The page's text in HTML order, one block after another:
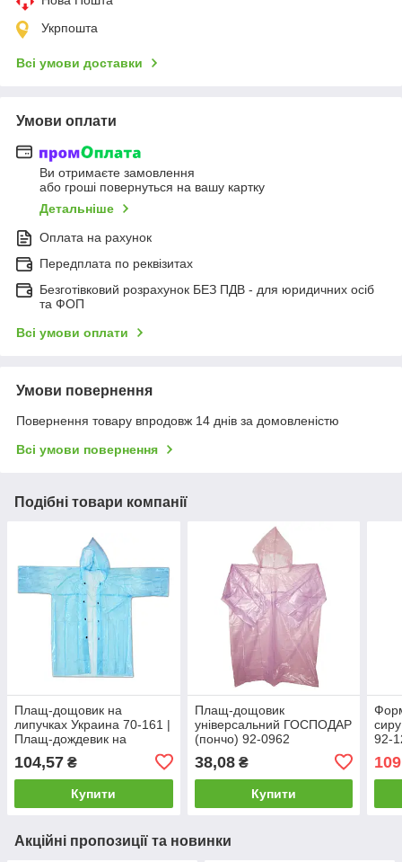
Укрпошта
Всі умови доставки
Умови оплати
Ви отримаєте замовлення
або гроші повернуться на вашу картку
Детальніше
Оплата на рахунок
Передплата по реквізитах
Безготівковий розрахунок БЕЗ ПДВ - для юридичних осіб
та ФОП
Всі умови оплати
Умови повернення
Повернення товару впродовж 14 днів за домовленістю
Всі умови повернення
Подібні товари компанії
Плащ-дощовик на
липучках Украина 70-161 |
Плащ-дождевик на
104,57 ₴
Купити
Плащ-дощовик
універсальний ГОСПОДАР
(пончо) 92-0962
38,08₴
Купити
92-
Акційні пропозиції та новинки